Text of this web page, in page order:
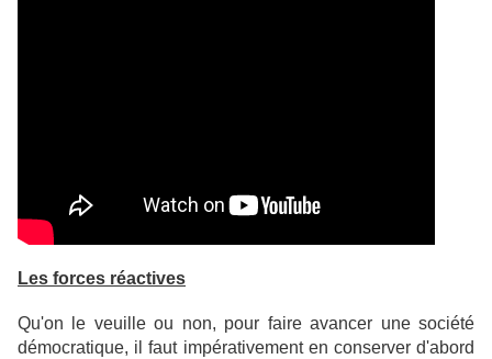
Les forces réactives
Qu'on le veuille ou non, pour faire avancer une société
démocratique, il faut impérativement en conserver d'abord